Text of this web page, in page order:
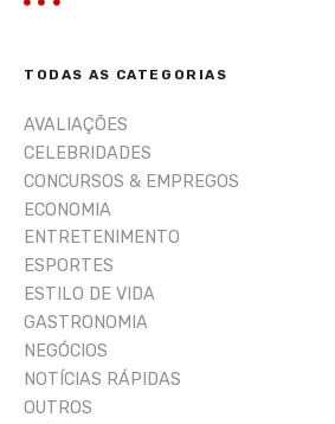
q
s
r
TODAS AS CATEGORIAS
AVALIAÇÕES
CELEBRIDADES
CONCURSOS & EMPREGOS
ECONOMIA
ENTRETENIMENTO
ESPORTES
ESTILO DE VIDA
GASTRONOMIA
NEGÓCIOS
NOTÍCIAS RÁPIDAS
OUTROS